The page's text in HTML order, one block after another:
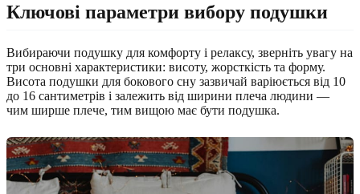
Ключові параметри вибору подушки
Вибираючи подушку для комфорту і релаксу, зверніть увагу на
три основні характеристики: висоту, жорсткість та форму.
Висота подушки для бокового сну зазвичай варіюється від 10
до 16 сантиметрів і залежить від ширини плеча людини —
чим ширше плече, тим вищою має бути подушка.